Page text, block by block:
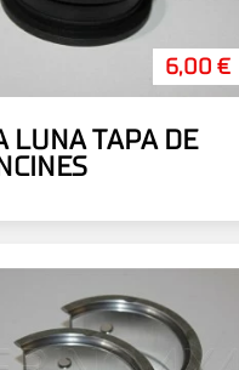
6,00 €
LUNA TAPA DE